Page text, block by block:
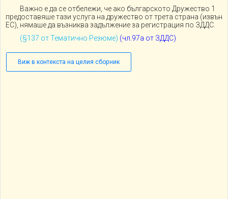
Важно е да се отбележи, че ако българското Дружество 1
предоставяше тази услуга на дружество от трета страна (извън
ЕС), нямаше да възниква задължение за регистрация по ЗДДС.
(§137 от Тематично Резюме) (чл.97а от ЗДДС)
Виж в контекста на целия сборник